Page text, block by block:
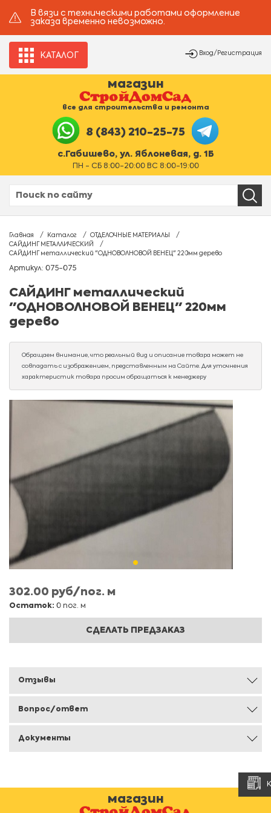
В вязи с техническими работами оформление
заказа временно невозможно.
КАТАЛОГ Вход/Регистрация
магазин
все для строительства и ремонта
8 (843) 210-25-75
с.Габишево, ул. Яблоневая, д. 1Б
ПН - СБ 8:00-20:00 ВС 8:00-19:00
Главная Каталог
ОТДЕЛОЧНЫЕ МАТЕРИАЛЫ
САЙДИНГ МЕТАЛЛИЧЕСКИЙ
САЙДИНГ металлический "ОДНОВОЛНОВОЙ ВЕНЕЦ" 220мм дерево
Артикул: 075-075
САЙДИНГ металлический
"ОДНОВОЛНОВОЙ ВЕНЕЦ" 220мм
дерево
Обращаем внимание, что реальный вид и описание товара может не
совпадать с изображением, представленным на Сайте. Для уточнения
характеристик товара просим обращаться к менеджеру
302.00 руб/пог. м
Остаток: 0 пог. м
СДЕЛАТЬ ПРЕДЗАКАЗ
Отзывы
Вопрос/ответ
Документы
магазин